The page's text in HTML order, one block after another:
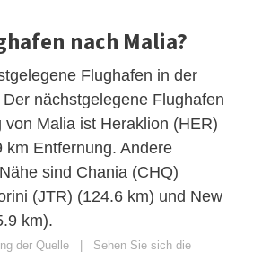
nach Malia?
Flughafen in der
nächstgelegene Flughafen
von Malia ist Heraklion (HER)
km Entfernung. Andere
sind Chania (CHQ)
(JTR) (124.6 km) und New
km).
der Quelle | Sehen Sie sich die